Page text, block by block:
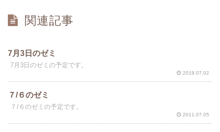
関連記事
7月3日のゼミ
7月3日のゼミの予定です。
2019.07.02
７/６のゼミ
７/６のゼミの予定です。
2011.07.05